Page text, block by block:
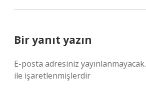
Bir yanıt yazın
E-posta adresiniz yayınlanmayacak.
ile işaretlenmişlerdir